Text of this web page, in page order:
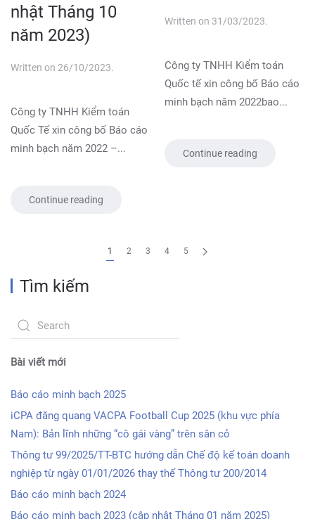
nhật Tháng 10
năm 2023)
Written on 26/10/2023.
Công ty TNHH Kiểm toán
Quốc Tế xin công bố Báo cáo
minh bạch năm 2022 –...
Continue reading
Written on 31/03/2023.
Công ty TNHH Kiểm toán
Quốc tế xin công bố Báo cáo
minh bạch năm 2022bao...
Continue reading
1 2 3 4 5
Tìm kiếm
Bài viết mới
Báo cáo minh bạch 2025
iCPA đăng quang VACPA Football Cup 2025 (khu vực phía
Nam): Bản lĩnh những “cô gái vàng” trên sân cỏ
Thông tư 99/2025/TT-BTC hướng dẫn Chế độ kế toán doanh
nghiệp từ ngày 01/01/2026 thay thế Thông tư 200/2014
Báo cáo minh bạch 2024
Báo cáo minh bạch 2023 (cập nhật Tháng 01 năm 2025)